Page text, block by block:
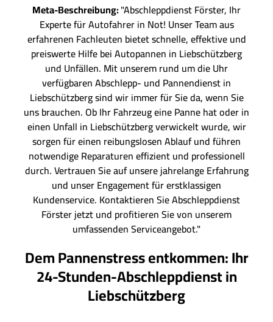
Meta-Beschreibung:"Abschleppdienst Förster, Ihr
Experte für Autofahrer in Not! Unser Team aus
erfahrenen Fachleuten bietet schnelle, effektive und
preiswerte Hilfe bei Autopannen in Liebschützberg
und Unfällen. Mit unserem rund um die Uhr
verfügbaren Abschlepp- und Pannendienst in
Liebschützberg sind wir immer für Sie da, wenn Sie
uns brauchen. Ob Ihr Fahrzeug eine Panne hat oder in
einen Unfall in Liebschützberg verwickelt wurde, wir
sorgen für einen reibungslosen Ablauf und führen
notwendige Reparaturen effizient und professionell
durch. Vertrauen Sie auf unsere jahrelange Erfahrung
und unser Engagement für erstklassigen
Kundenservice. Kontaktieren Sie Abschleppdienst
Förster jetzt und profitieren Sie von unserem
umfassenden Serviceangebot."
Dem Pannenstress entkommen: Ihr
24-Stunden-Abschleppdienst in
Liebschützberg